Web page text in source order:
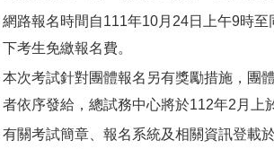
網路報名時間自111年10月24日上午9時
下考生免繳報名費。
本次考試針對團體報名另有獎勵措施，團
者依序發給，總試務中心將於112年2月上
有關考試簡章、報名系統及相關資訊登載